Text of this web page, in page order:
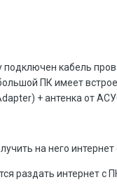
кабель
ПК имеет
+ антенка от
на него
раздать интернет